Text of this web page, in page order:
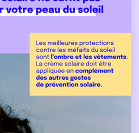
00
1 300
0
7
0
0
0
0
0
0
0
4
0
0
0
7
0
0
0
0
0
0
0
6
0
0
0